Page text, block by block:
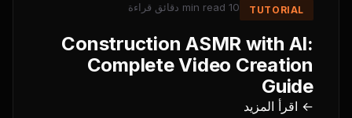
TUTORIAL
10 min read دقائق قراءة
Construction ASMR with AI:
Complete Video Creation
Guide
← اقرأ المزيد